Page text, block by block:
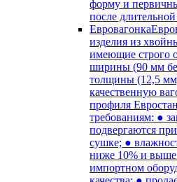
форму и
после
Евровагонка
изделия из
имеющие строго
ширины (90 мм
толщины (12,5
качественную
профиля
требованиям: ●
подвергаются
сушке; ●
ниже 10% и выше
импортном